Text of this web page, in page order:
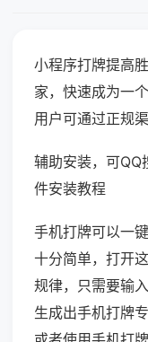
小程序打牌提高
家，快速成为一
用户可通过正规
辅助安装，可
件安装教程
手机打牌可以一
十分简单，打开
规律，只需要输
生成出手机打牌